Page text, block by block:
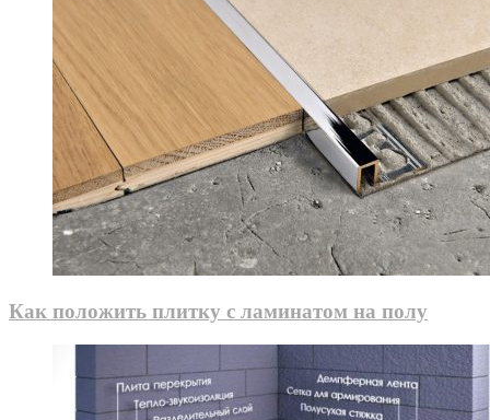
Как положить плитку с ламинатом на полу